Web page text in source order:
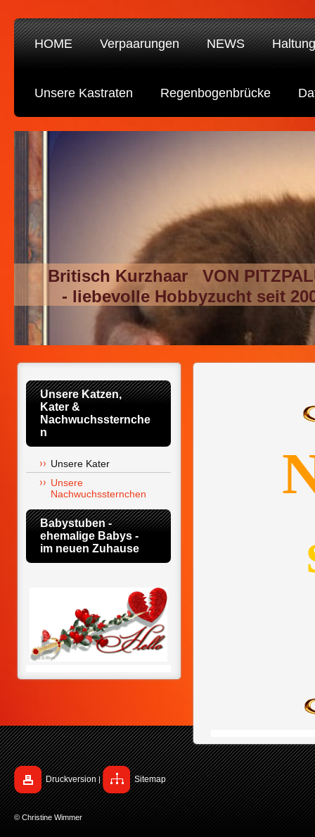
HOME Verpaarungen NEWS Haltung
Unsere Kastraten Regenbogenbrücke
Britisch Kurzhaar VON
- liebevolle Hobbyzucht seit
Unsere Katzen,
Kater &
Nachwuchssternche
n
Unsere Kater
Unsere
Nachwuchssternchen
Babystuben -
ehemalige Babys -
im neuen Zuhause
Druckversion | Sitemap
© Christine Wimmer